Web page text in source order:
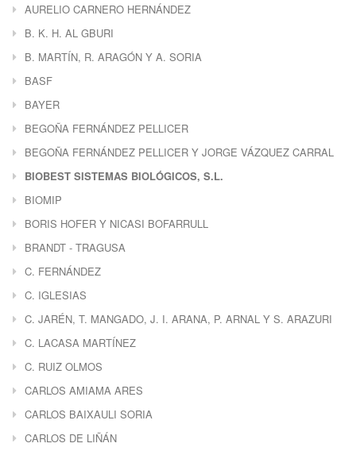
AURELIO CARNERO HERNÁNDEZ
B. K. H. AL GBURI
B. MARTÍN, R. ARAGÓN Y A. SORIA
BASF
BAYER
BEGOÑA FERNÁNDEZ PELLICER
BEGOÑA FERNÁNDEZ PELLICER Y JORGE VÁZQUEZ CARRAL
BIOBEST SISTEMAS BIOLÓGICOS, S.L.
BIOMIP
BORIS HOFER Y NICASI BOFARRULL
BRANDT - TRAGUSA
C. FERNÁNDEZ
C. IGLESIAS
C. JARÉN, T. MANGADO, J. I. ARANA, P. ARNAL Y S. ARAZURI
C. LACASA MARTÍNEZ
C. RUIZ OLMOS
CARLOS AMIAMA ARES
CARLOS BAIXAULI SORIA
CARLOS DE LIÑÁN